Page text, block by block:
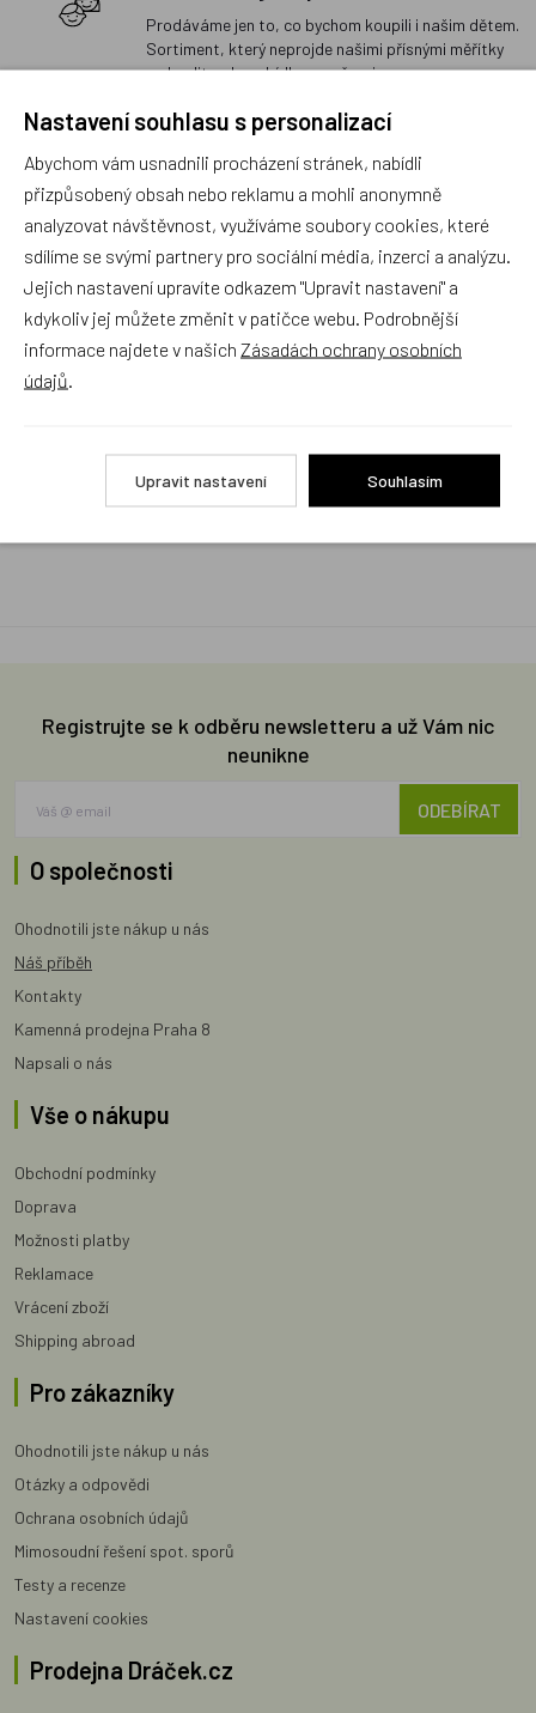
Prodáváme jen to, co bychom koupili i našim dětem.
Sortiment, který neprojde našimi přísnými měřítky
na kvalitu, do nabídky nezařazujeme.
Rychlé vyřízení reklamace i na dálku
Pokud to povaha vady umožňuje (zjevná
neopravitelnost výrobku), reklamaci vyřídíme i na
základě pouhého zaslání fotografií na náš email a
vyměníme zboží kus za kus. Vždy se snažíme šetřit
Váš čas a peníze. Můžeme si to dovolit, protože
naše kvalitní zboží zákazníci téměř nereklamují.
Milujeme české výrobky
Objednávky obsahující jen skladové položky
expedujeme i v den objednávky, ostatní dle dodací
Registrujte se k odběru newsletteru a už Vám nic
neunikne
ODEBÍRAT
O společnosti
Ohodnotili jste nákup u nás
Náš příběh
Kontakty
Kamenná prodejna Praha 8
Napsali o nás
Vše o nákupu
Obchodní podmínky
Doprava
Možnosti platby
Reklamace
Vrácení zboží
Shipping abroad
Pro zákazníky
Ohodnotili jste nákup u nás
Otázky a odpovědi
Ochrana osobních údajů
Mimosoudní řešení spot. sporů
Testy a recenze
Nastavení cookies
Prodejna Dráček.cz
Nastavení souhlasu s personalizací
Abychom vám usnadnili procházení stránek, nabídli
přizpůsobený obsah nebo reklamu a mohli anonymně
analyzovat návštěvnost, využíváme soubory cookies, které
sdílíme se svými partnery pro sociální média, inzerci a analýzu.
Jejich nastavení upravíte odkazem "Upravit nastavení" a
kdykoliv jej můžete změnit v patičce webu. Podrobnější
informace najdete v našich Zásadách ochrany osobních
údajů
Upravit nastavení Souhlasím